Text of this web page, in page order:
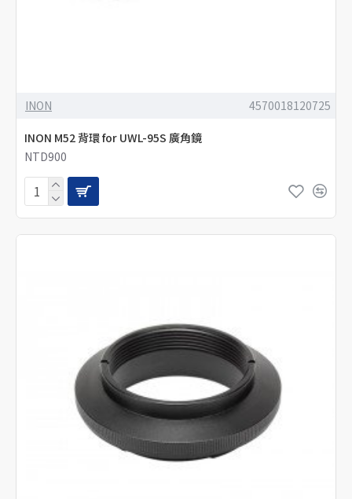
INON 4570018120725
INON M52 背環 for UWL-95S 廣角鏡
NTD900